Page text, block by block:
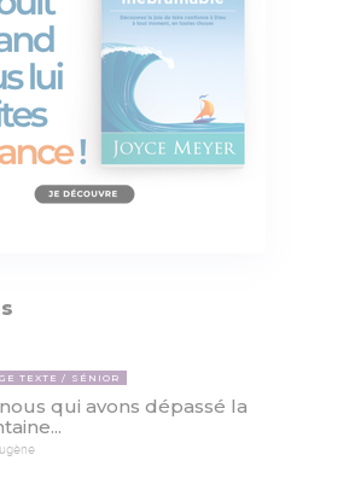
TEXTE SÉNIOR
qui avons dépassé la